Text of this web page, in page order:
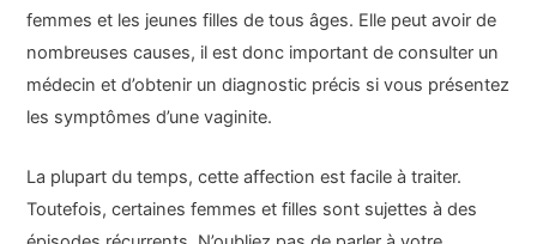
femmes et les jeunes filles de tous âges. Elle peut avoir de
nombreuses causes, il est donc important de consulter un
médecin et d’obtenir un diagnostic précis si vous présentez
les symptômes d’une vaginite.
La plupart du temps, cette affection est facile à traiter.
Toutefois, certaines femmes et filles sont sujettes à des